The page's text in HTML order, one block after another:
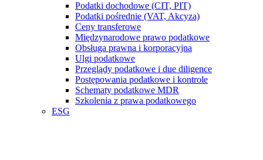
Podatki dochodowe (CIT, PIT)
Podatki pośrednie (VAT, Akcyza)
Ceny transferowe
Międzynarodowe prawo podatkowe
Obsługa prawna i korporacyjna
Ulgi podatkowe
Przeglądy podatkowe i due diligence
Postępowania podatkowe i kontrole
Schematy podatkowe MDR
Szkolenia z prawa podatkowego
ESG